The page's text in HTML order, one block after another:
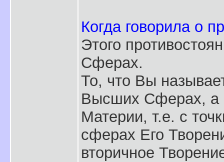
Когда говорила о
Этого
Сферах.
То, что Вы
Высших Сферах, а
Материи, т.е. с
сферах Его
вторичное